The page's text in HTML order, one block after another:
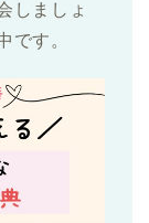
しましょ
です。